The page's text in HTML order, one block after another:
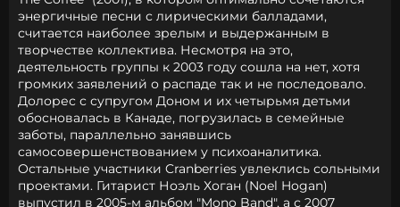
энергичные песни с лирическими балладами,
считается наиболее зрелым и выдержанным в
творчестве коллектива. Несмотря на это,
деятельность группы к 2003 году сошла на нет, хотя
громких заявлений о распаде так и не последовало.
Долорес с супругом Доном и их четырьмя детьми
обосновалась в Канаде, погрузилась в семейные
заботы, параллельно занявшись
самосовершенствованием у психоаналитика.
Остальные участники Cranberries увлеклись сольными
проектами. Гитарист Ноэль Хоган (Noel Hogan)
выпустил в 2005-м альбом "Mono Band", а с 2007